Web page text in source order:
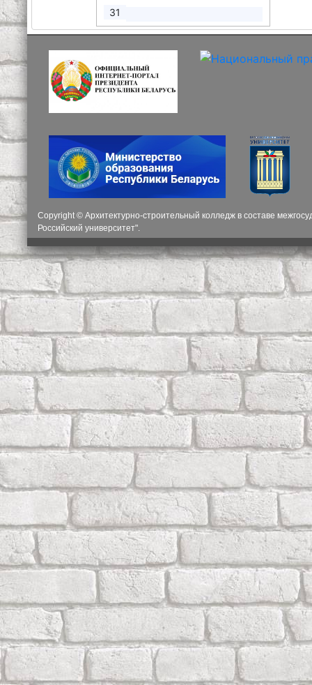
31
Copyright © Архитектурно-строительный колледж в составе
Российский университет".